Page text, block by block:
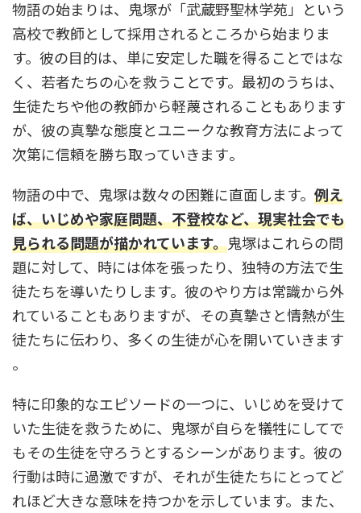
物語の始まりは、鬼塚が「武蔵野聖林学苑」という
高校で教師として採用されるところから始まりま
す。彼の目的は、単に安定した職を得ることではな
く、若者たちの心を救うことです。最初のうちは、
生徒たちや他の教師から軽蔑されることもあります
が、彼の真摯な態度とユニークな教育方法によって
次第に信頼を勝ち取っていきます​。
物語の中で、鬼塚は数々の困難に直面します。 例え
ば、いじめや家庭問題、不登校など、現実社会でも
見られる問題が描かれています。鬼塚はこれらの問
題に対して、時には体を張ったり、独特の方法で生
徒たちを導いたりします。彼のやり方は常識から外
れていることもありますが、その真摯さと情熱が生
徒たちに伝わり、多くの生徒が心を開いていきます​
。
特に印象的なエピソードの一つに、いじめを受けて
いた生徒を救うために、鬼塚が自らを犠牲にしてで
もその生徒を守ろうとするシーンがあります。彼の
行動は時に過激ですが、それが生徒たちにとってど
れほど大きな意味を持つかを示しています。また、